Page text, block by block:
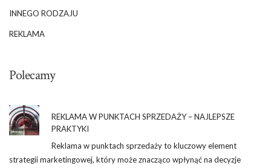
INNEGO RODZAJU
REKLAMA
Polecamy
REKLAMA W PUNKTACH SPRZEDAŻY – NAJLEPSZE
PRAKTYKI
Reklama w punktach sprzedaży to kluczowy element
strategii marketingowej, który może znacząco wpłynąć na decyzje